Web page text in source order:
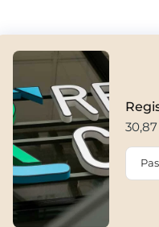
30,87